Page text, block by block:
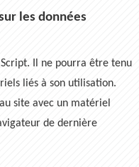
les données
Il ne pourra être tenu
liés à son utilisation.
site avec un matériel
de dernière